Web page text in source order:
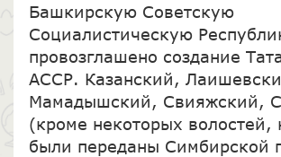
Башкирскую Советскую
Социалистическую
провозглашено создание
АССР. Казанский,
Мамадышский, Свияжский,
(кроме некоторых волостей,
были переданы Симбирской